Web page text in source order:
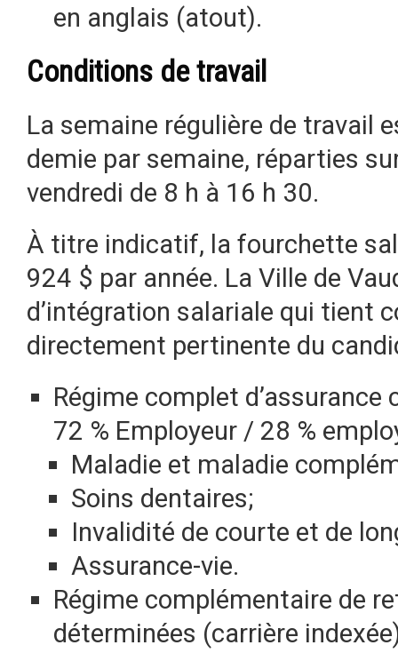
en anglais (atout).
Conditions de travail
La semaine régulière de travail
demie par semaine, réparties
vendredi de 8 h à 16 h 30.
À titre indicatif, la fourchette
924 $ par année. La Ville de
d’intégration salariale qui tient
directement pertinente du
Régime complet
72 % Employeur / 28 %
Maladie et maladie
Soins dentaires;
Invalidité de courte et de
Assurance-vie.
Régime complémentaire de
déterminées (carrière